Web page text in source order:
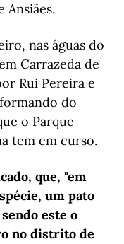
Ansiães.
nas águas do
Carrazeda de
Rui Pereira e
do
o Parque
tem em curso.
que, "em
um pato
este o
no distrito de